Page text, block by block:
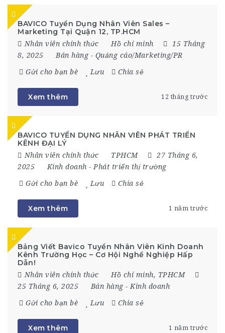
BAVICO Tuyển Dụng Nhân Viên Sales –
Marketing Tại Quận 12, TP.HCM
Nhân viên chính thức Hồ chí minh
15 Tháng
8, 2025
Bán hàng- Quảng cáo/Marketing/PR
Gửi cho bạn bè Lưu Chia sẻ
Xem thêm 12 tháng trước
BAVICO TUYỂN DỤNG NHÂN VIÊN PHÁT TRIỂN
KÊNH ĐẠI LÝ
Nhân viên chính thức TPHCM
27 Tháng 6,
2025
Kinh doanh - Phát triển thị trường
Gửi cho bạn bè Lưu Chia sẻ
Xem thêm 1 năm trước
Bảng Viết Bavico Tuyển Nhân Viên Kinh Doanh
Kênh Trường Học – Cơ Hội Nghề Nghiệp Hấp
Dẫn!
Nhân viên chính thức Hồ chí minh, TPHCM
25 Tháng 6, 2025
Bán hàng- Kinh doanh
Gửi cho bạn bè Lưu Chia sẻ
Xem thêm 1 năm trước